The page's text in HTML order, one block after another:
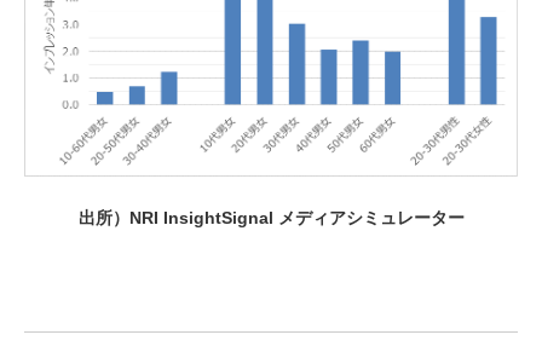
出所）NRI InsightSignal メディアシミュレーター